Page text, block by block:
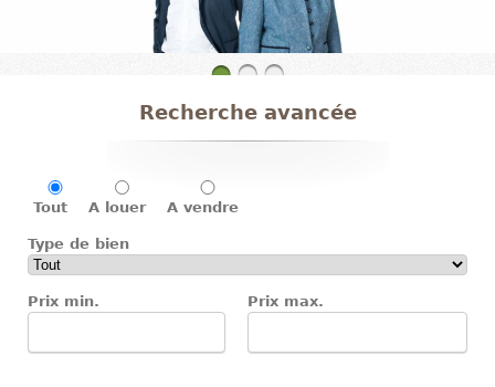
Recherche avancée
Tout A louer A vendre
Type de bien
Prix min. Prix max.